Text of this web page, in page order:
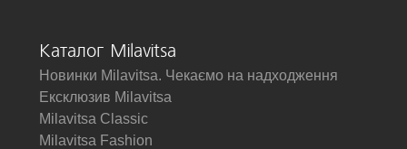
Каталог Milavitsa
Новинки Milavitsa. Чекаємо на надходження
Ексклюзив Milavitsa
Milavitsa Classic
Milavitsa Fashion